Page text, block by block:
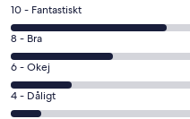
10
-
Fantastiskt
i
betyg.
70
10 - Fantastiskt
8
-
Bra
i
betyg.
8 - Bra
6
-
Okej
6 - Okej
4
4 - Dåligt